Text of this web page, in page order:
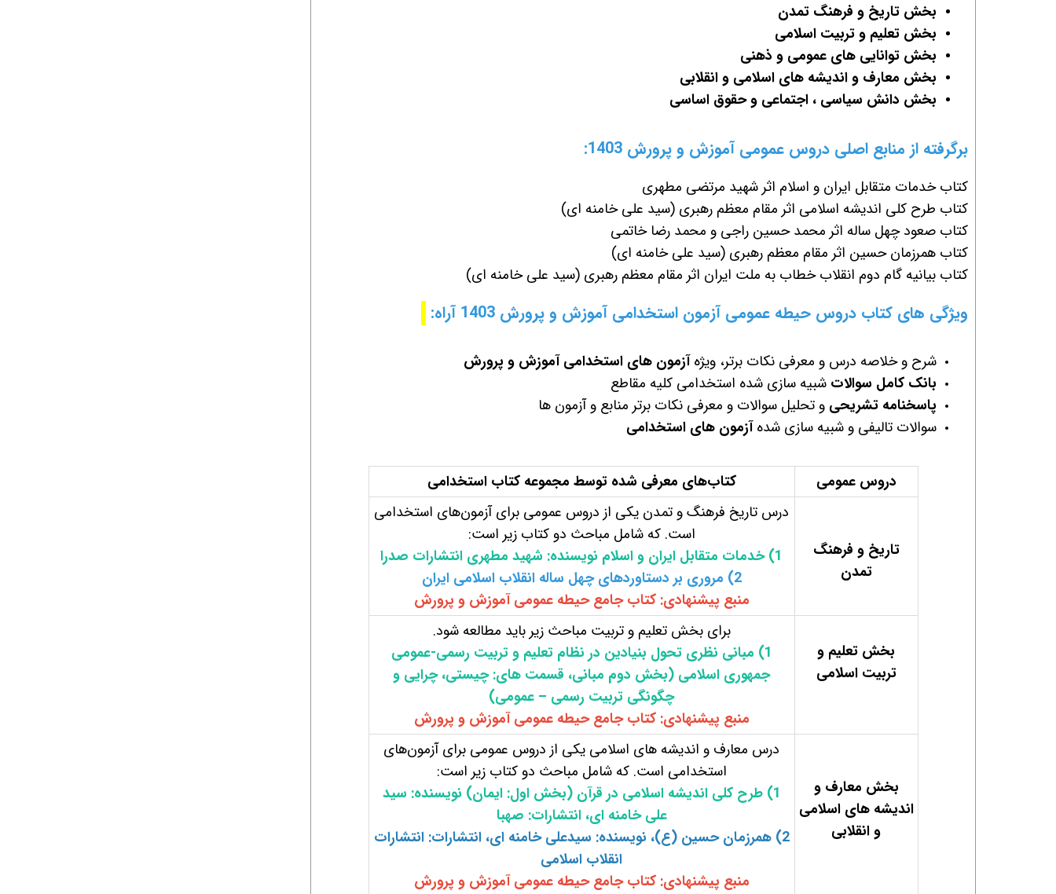
بخش تاریخ و فرهنگ تمدن
بخش تعلیم و تربیت اسلامی
بخش توانایی های عمومی و ذهنی
بخش معارف و اندیشه های اسلامی و انقلابی
بخش دانش سیاسی ، اجتماعی و حقوق اساسی
برگرفته از منابع اصلی دروس عمومی آموزش و پرورش 1403:
کتاب خدمات متقابل ایران و اسلام اثر شهید مرتضی مطهری
کتاب طرح کلی اندیشه اسلامی اثر مقام معظم رهبری (سید علی خامنه ای)
کتاب صعود چهل ساله اثر محمد حسین راجی و محمد رضا خاتمی
کتاب همرزمان حسین اثر مقام معظم رهبری (سید علی خامنه ای)
کتاب بیانیه گام دوم انقلاب خطاب به ملت ایران اثر مقام معظم رهبری (سید علی خامنه ای)
ویژگی های کتاب دروس حیطه عمومی آزمون استخدامی آموزش و پرورش 1403 آراه:
شرح و خلاصه درس و معرفی نکات برتر، ویژهآزمون های استخدامی آموزش و پرورش
بانک کامل سوالات شبیه سازی شده استخدامی کلیه مقاطع
پاسخنامه تشریحی و تحلیل سوالات و معرفی نکات برتر منابع و آزمون ها
سوالات تالیفی و شبیه سازی شدهآزمون های استخدامی
دروس عمومی کتاب‌های معرفی شده توسط مجموعه کتاب استخدامی
تاریخ و فرهنگ
تمدن
درس تاریخ فرهنگ و تمدن یکی از دروس عمومی برای آزمون‌های استخدامی
است. که شامل مباحث دو کتاب زیر است:
1) خدمات متقابل ایران و اسلام نویسنده: شهید مطهری انتشارات صدرا
2) مروری بر دستاوردهای چهل ساله انقلاب اسلامی ایران
منبع پیشنهادی: کتاب جامع حیطه عمومی آموزش و پرورش
بخش تعلیم و
تربیت اسلامی
برای بخش تعلیم و تربیت مباحث زیر باید مطالعه شود.
1) مبانی نظری تحول بنیادین در نظام تعلیم و تربیت رسمی-عمومی
جمهوری اسلامی (بخش دوم مبانی، قسمت های: چیستی، چرایی و
چگونگی تربیت رسمی – عمومی)
منبع پیشنهادی: کتاب جامع حیطه عمومی آموزش و پرورش
بخش معارف و
اندیشه های اسلامی
و انقلابی
درس معارف و اندیشه های اسلامی یکی از دروس عمومی برای آزمون‌های
استخدامی است. که شامل مباحث دو کتاب زیر است:
1) طرح کلی اندیشه اسلامی در قرآن (بخش اول: ایمان) نویسنده: سید
علی خامنه ای، انتشارات: صهبا
2) همرزمان حسین (ع)، نویسنده: سیدعلی خامنه ای، انتشارات: انتشارات
انقلاب اسلامی
منبع پیشنهادی: کتاب جامع حیطه عمومی آموزش و پرورش